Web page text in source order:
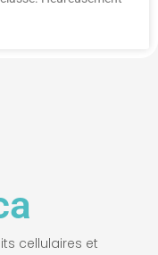
cellulaires et